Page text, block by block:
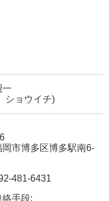
ョウイチ)
岡市博多区博多駅南6-
481-6431
手段: